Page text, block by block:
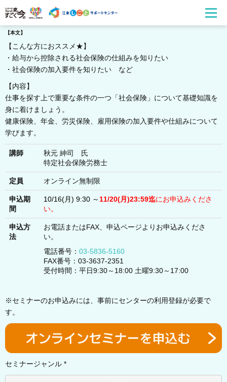
【本文】
【こんな方におススメ★】
・給与から控除される社会保険の仕組みを知りたい
・社会保険の加入要件を知りたい など
【内容】
仕事を探す上で重要な条件の一つ「社会保険」について基礎知識を
身に着けましょう。
健康保険、年金、労災保険、雇用保険の加入要件や仕組みについて
学びます。
講師
秋元 紳司 氏
特定社会保険労務士
定員 オンライン無制限
申込期
間
10/16(月) 9:30 ～ 11/20(月)23:59迄にお申込みくださ
い。
申込方
法
お電話またはFAX、申込ページよりお申込みくださ
い。
電話番号： 03-5836-5160
FAX番号：03-3637-2351
受付時間：平日9:30～18:00 土曜9:30～17:00
※セミナーのお申込みには、事前にセンターの利用登録が必要で
す。
セミナージャンル *